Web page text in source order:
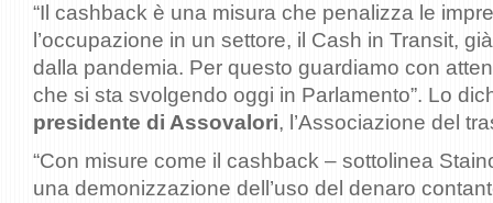
“Il cashback è una misura che penalizza le
l’occupazione in un settore, il Cash in Transit,
dalla pandemia. Per questo guardiamo con
che si sta svolgendo oggi in Parlamento”. Lo
presidente di Assovalori, l’Associazione del
“Con misure come il cashback – sottolinea
una demonizzazione dell’uso del denaro